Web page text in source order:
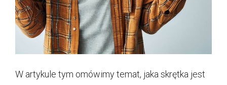
W artykule tym omówimy temat, jaka skrętka jest